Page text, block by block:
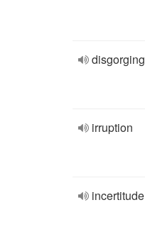
disgorging
irruption
incertitude